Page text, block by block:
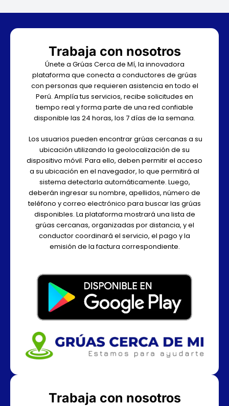
Trabaja con nosotros
Únete a Grúas Cerca de Mí, la innovadora
plataforma que conecta a conductores de grúas
con personas que requieren asistencia en todo el
Perú. Amplía tus servicios, recibe solicitudes en
tiempo real y forma parte de una red confiable
disponible las 24 horas, los 7 días de la semana.
Los usuarios pueden encontrar grúas cercanas a su
ubicación utilizando la geolocalización de su
dispositivo móvil. Para ello, deben permitir el acceso
a su ubicación en el navegador, lo que permitirá al
sistema detectarla automáticamente. Luego,
deberán ingresar su nombre, apellidos, número de
teléfono y correo electrónico para buscar las grúas
disponibles. La plataforma mostrará una lista de
grúas cercanas, organizadas por distancia, y el
conductor coordinará el servicio, el pago y la
emisión de la factura correspondiente.
Trabaja con nosotros